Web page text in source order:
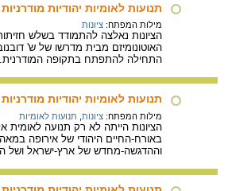
תנועות לאומיות יהודיות
מילות המפתח: ציונות
הציונות נאלצה להתמודד בשלש
האוטונומיזם מבית מדרשו של ש'
התחילה להתפתח בתקופה
תנועות לאומיות יהודיות
מילות המפתח: ציונות תנועות לאומיות
הציונות הייתה לא רק תנועה
באורח-החיים היהודי של אירופה
וההדגשה-מחדש של ארץ-ישראל ושל